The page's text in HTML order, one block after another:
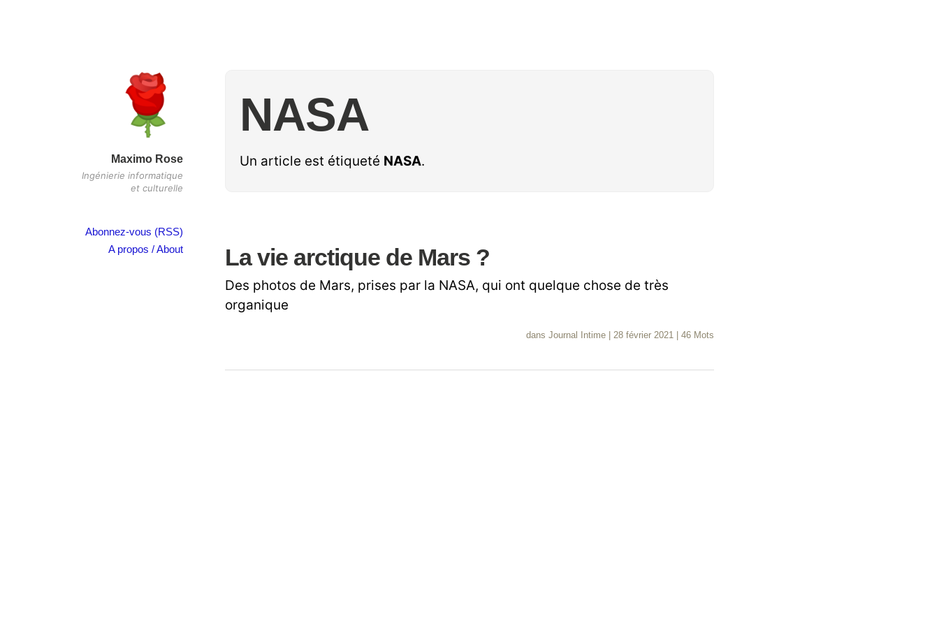
Maximo Rose
Ingénierie informatique
et culturelle
Abonnez-vous (RSS)
A propos / About
NASA
Un article est étiqueté NASA.
La vie arctique de Mars ?
Des photos de Mars, prises par la NASA, qui ont quelque chose de très
organique
dans Journal Intime 28 février 2021 46 Mots